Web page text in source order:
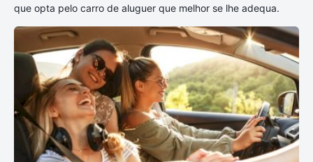
que opta pelo carro de aluguer que melhor se lhe adequa.